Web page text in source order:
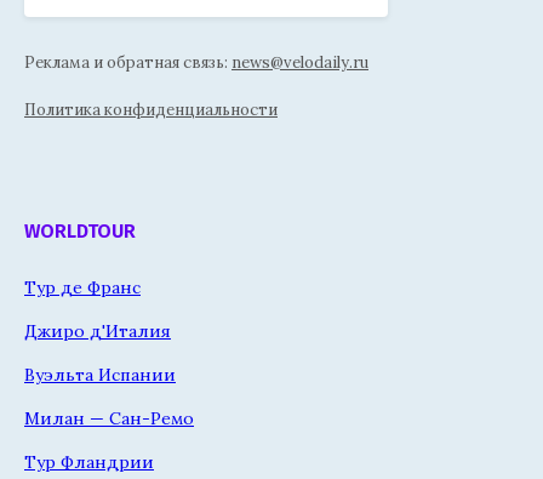
Реклама и обратная связь: news@velodaily.ru
Политика конфиденциальности
WORLDTOUR
Тур де Франс
Джиро д'Италия
Вуэльта Испании
Милан — Сан-Ремо
Тур Фландрии